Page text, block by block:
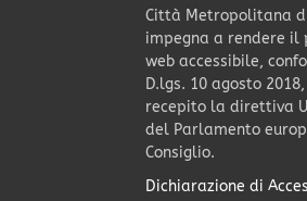
Città Metropolitana
impegna a rendere il
web accessibile,
D.lgs. 10 agosto
recepito la direttiva
del Parlamento
Consiglio.
Dichiarazione di